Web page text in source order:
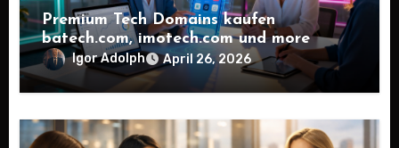
Premium Tech Domains kaufen
batech.com, imotech.com und more
Igor Adolph April 26, 2026